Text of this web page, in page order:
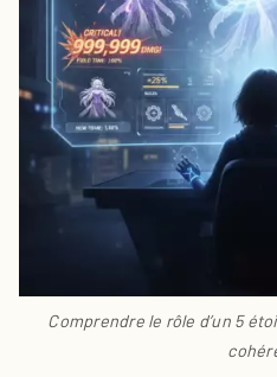
Comprendre le rôle d’un 5